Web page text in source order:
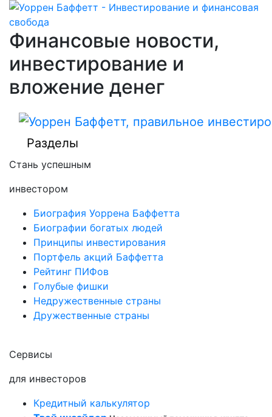
Финансовые новости,
инвестирование и
вложение денег
Разделы
Стань успешным
инвестором
Биография Уоррена Баффетта
Биографии богатых людей
Принципы инвестирования
Портфель акций Баффетта
Рейтинг ПИФов
Голубые фишки
Недружественные страны
Дружественные страны
Сервисы
для инвесторов
Кредитный калькулятор